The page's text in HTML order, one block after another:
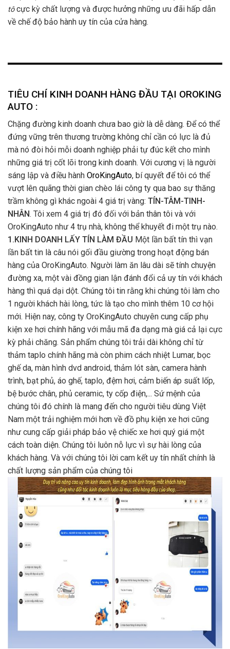
tôcực kỳ chất lượng và được hưởng những ưu đãi hấp dẫn
về chế độ bảo hành uy tín của cửa hàng.
TIÊU CHÍ KINH DOANH HÀNG ĐẦU TẠI OROKING
AUTO :
Chặng đường kinh doanh chưa bao giờ là dễ dàng. Để có thể
đứng vững trên thương trường không chỉ cần có lực là đủ
mà nó đòi hỏi mỗi doanh nghiệp phải tự đúc kết cho mình
những giá trị cốt lõi trong kinh doanh. Với cương vị là người
sáng lập và điều hành OroKingAuto, bí quyết để tôi có thể
vượt lên quãng thời gian chèo lái công ty qua bao sự thăng
trầm không gì khác ngoài 4 giá trị vàng: TÍN-TÂM-TINH-
NHÂN. Tôi xem 4 giá trị đó đối với bản thân tôi và với
OroKingAuto như 4 trụ nhà, không thể khuyết đi một trụ nào.
1.KINH DOANH LẤY TÍN LÀM ĐẦU Một lần bất tín thì vạn
lần bất tin là câu nói gối đầu giường trong hoạt động bán
hàng của OroKingAuto. Người làm ăn lâu dài sẽ tính chuyện
đường xa, một vài đồng gian lận đánh đổi cả uy tín với khách
hàng thì quá dại dột. Chúng tôi tin rằng khi chúng tôi làm cho
1 người khách hài lòng, tức là tạo cho mình thêm 10 cơ hội
mới. Hiện nay, công ty OroKingAuto chuyên cung cấp phụ
kiện xe hơi chính hãng với mẫu mã đa dạng mà giá cả lại cực
kỳ phải chăng. Sản phẩm chúng tôi trải dài không chỉ từ
thảm taplo chính hãng mà còn phim cách nhiệt Lumar, bọc
ghế da, màn hình dvd android, thảm lót sàn, camera hành
trình, bạt phủ, áo ghế, taplo, đệm hơi, cảm biến áp suất lốp,
bệ bước chân, phủ ceramic, ty cốp điện,... Sứ mệnh của
chúng tôi đó chính là mang đến cho người tiêu dùng Việt
Nam một trải nghiệm mới hơn về đồ phụ kiện xe hơi cũng
như cung cấp giải pháp bảo vệ chiếc xe hơi quý giá một
cách toàn diện. Chúng tôi luôn nỗ lực vì sự hài lòng của
khách hàng. Và với chúng tôi lời cam kết uy tín nhất chính là
chất lượng sản phẩm của chúng tôi